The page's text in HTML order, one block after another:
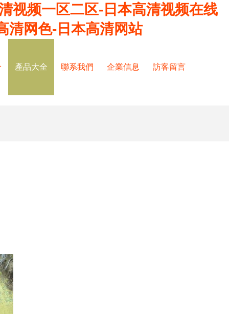
视频一区二区-日本高清视频在线
清网色-日本高清网站
產品大全 聯系我們 企業信息 訪客留言